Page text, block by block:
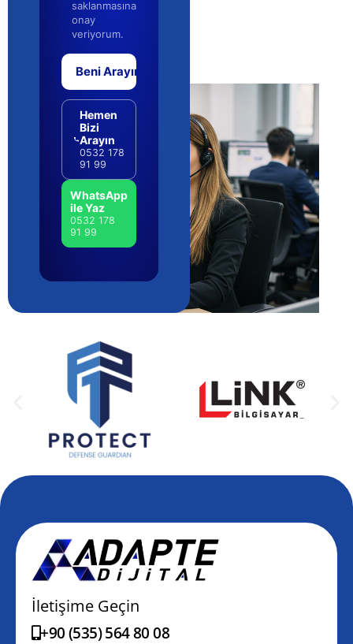
saklanmasına
onay
veriyorum.
Beni Arayın
Hemen
Bizi
Arayın
0532 178
91 99
WhatsApp
ile Yaz
0532 178
91 99
İletişime Geçin
+90 (535) 564 80 08